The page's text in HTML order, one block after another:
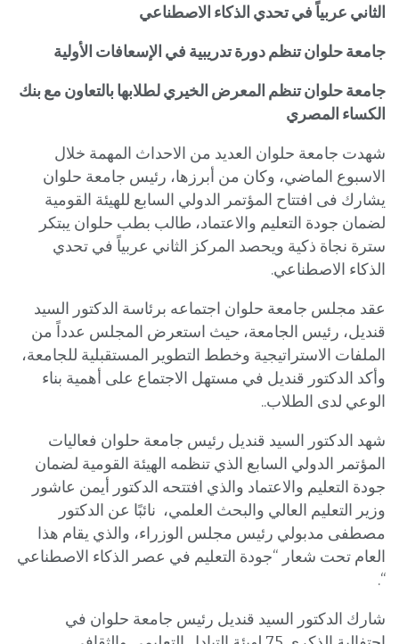
الثاني عربياً في تحدي الذكاء الاصطناعي
جامعة حلوان تنظم دورة تدريبية في الإسعافات الأولية
جامعة حلوان تنظم المعرض الخيري لطلابها بالتعاون مع بنك
الكساء المصري
شهدت جامعة حلوان العديد من الاحداث المهمة خلال
الاسبوع الماضي، وكان من أبرزها، رئيس جامعة حلوان
يشارك فى افتتاح المؤتمر الدولي السابع للهيئة القومية
لضمان جودة التعليم والاعتماد، طالب بطب حلوان يبتكر
سترة نجاة ذكية ويحصد المركز الثاني عربياً في تحدي
الذكاء الاصطناعي.
عقد مجلس جامعة حلوان اجتماعه برئاسة الدكتور السيد
قنديل، رئيس الجامعة، حيث استعرض المجلس عدداً من
الملفات الاستراتيجية وخطط التطوير المستقبلية للجامعة،
وأكد الدكتور قنديل في مستهل الاجتماع على أهمية بناء
الوعي لدى الطلاب..
شهد الدكتور السيد قنديل رئيس جامعة حلوان فعاليات
المؤتمر الدولي السابع الذي تنظمه الهيئة القومية لضمان
جودة التعليم والاعتماد والذي افتتحه الدكتور أيمن عاشور
وزير التعليم العالي والبحث العلمي، نائبًا عن الدكتور
مصطفى مدبولي رئيس مجلس الوزراء، والذي يقام هذا
العام تحت شعار “جودة التعليم في عصر الذكاء الاصطناعي
“.
شارك الدكتور السيد قنديل رئيس جامعة حلوان في